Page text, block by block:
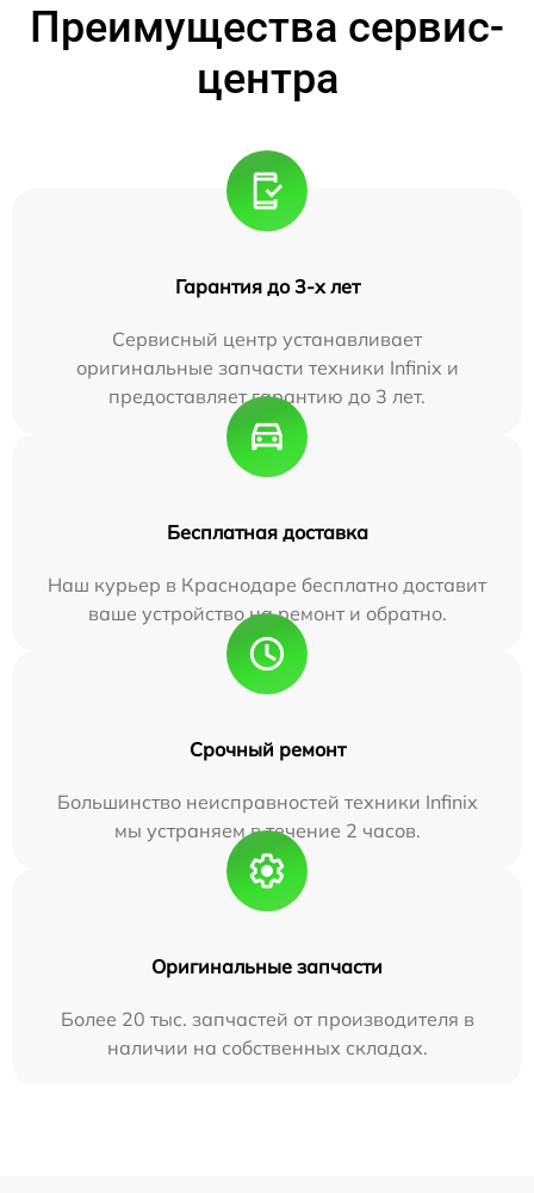
Преимущества сервис-
центра
Гарантия до 3-х лет
Сервисный центр устанавливает
оригинальные запчасти техники Infinix и
предоставляет гарантию до 3 лет.
Бесплатная доставка
Наш курьер в Краснодаре бесплатно доставит
ваше устройство на ремонт и обратно.
Срочный ремонт
Большинство неисправностей техники Infinix
мы устраняем в течение 2 часов.
Оригинальные запчасти
Более 20 тыс. запчастей от производителя в
наличии на собственных складах.